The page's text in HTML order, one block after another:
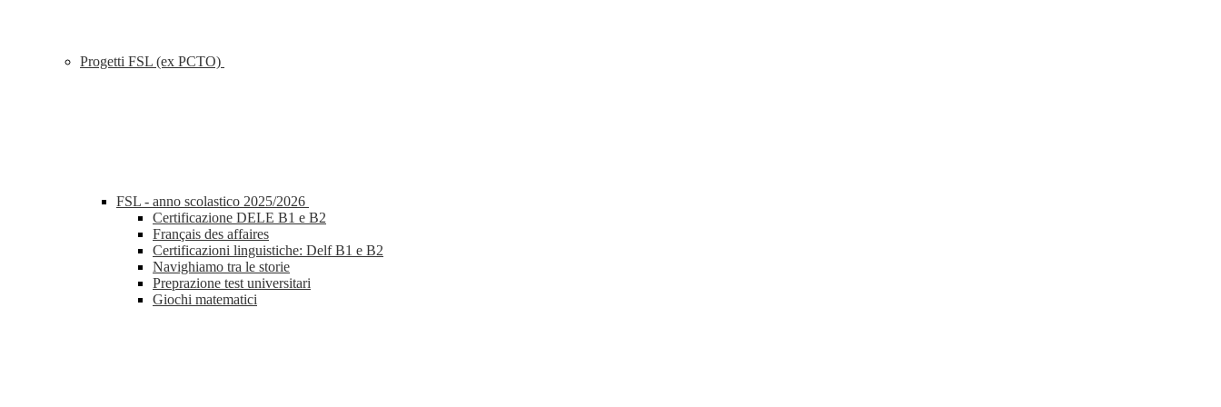
Progetti FSL (ex PCTO)
FSL - anno scolastico 2025/2026
Certificazione DELE B1 e B2
Français des affaires
Certificazioni linguistiche: Delf B1 e B2
Navighiamo tra le storie
Preprazione test universitari
Giochi matematici